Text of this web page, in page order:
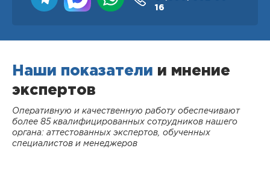
16
Наши показатели и мнение
экспертов
Оперативную и качественную работу обеспечивают
более 85 квалифицированных сотрудников нашего
органа: аттестованных экспертов, обученных
специалистов и менеджеров